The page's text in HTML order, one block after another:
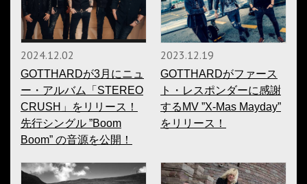
2024.12.02
GOTTHARDが3月にニュ
ー・アルバム「STEREO
CRUSH」をリリース！
先行シングル ”Boom
Boom” の音源を公開！
2023.12.19
GOTTHARDがファース
ト・レスポンダーに感謝
するMV ”X-Mas Mayday”
をリリース！